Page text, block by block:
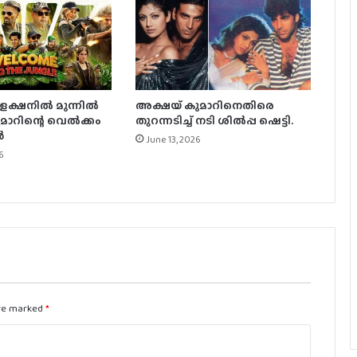
കിംഗ് മ്യൂസിക് റൈറ്റ്സ് വിറ്റുപോയത്
റെക്കോർഡ് തുകയ്ക്ക്; റിപ്പോർട്ട്
അഭിഷേക് ബച്ചനും കരീഷ്മയും
പിരിയാനുള്ള കാരണം വ്യക്തമാക്കി
സുനീൽ ദർശൻ
എഡിസൺ ഓഫ് ഇന്ത്യ’യുടെ
റിപ്പോർട്ട്
മുന്നിൽ
വെൽക്കം
അക്ഷയ് കുമാറിനെതിരെ
തുറന്നടിച്ച് നടി ശിൽപ്പ ഷെട്ടി.
June 13, 2026
marked *